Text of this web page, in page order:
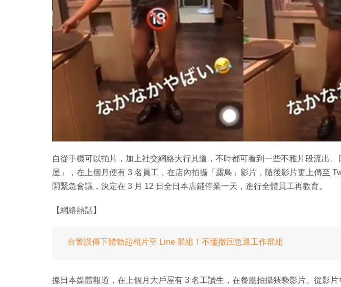
自從手機可以拍片，加上社交網絡大行其道，不時都可看到一些不雅片段流出
屋」，在上個月便有 3 名員工，在店內拍攝「露鳥」影片，隨後影片更上傳至
開緊急會議，決定在 3 月 12 日全日本店鋪停業一天，進行全體員工再教育。
【網絡熱話】
台警誤傳下體勃起相片至 Line 群組！不懂撤回急退工作群組
據日本媒體報道，在上個月大戶屋有 3 名工讀生，在餐廳拍攝猥褻影片。從影